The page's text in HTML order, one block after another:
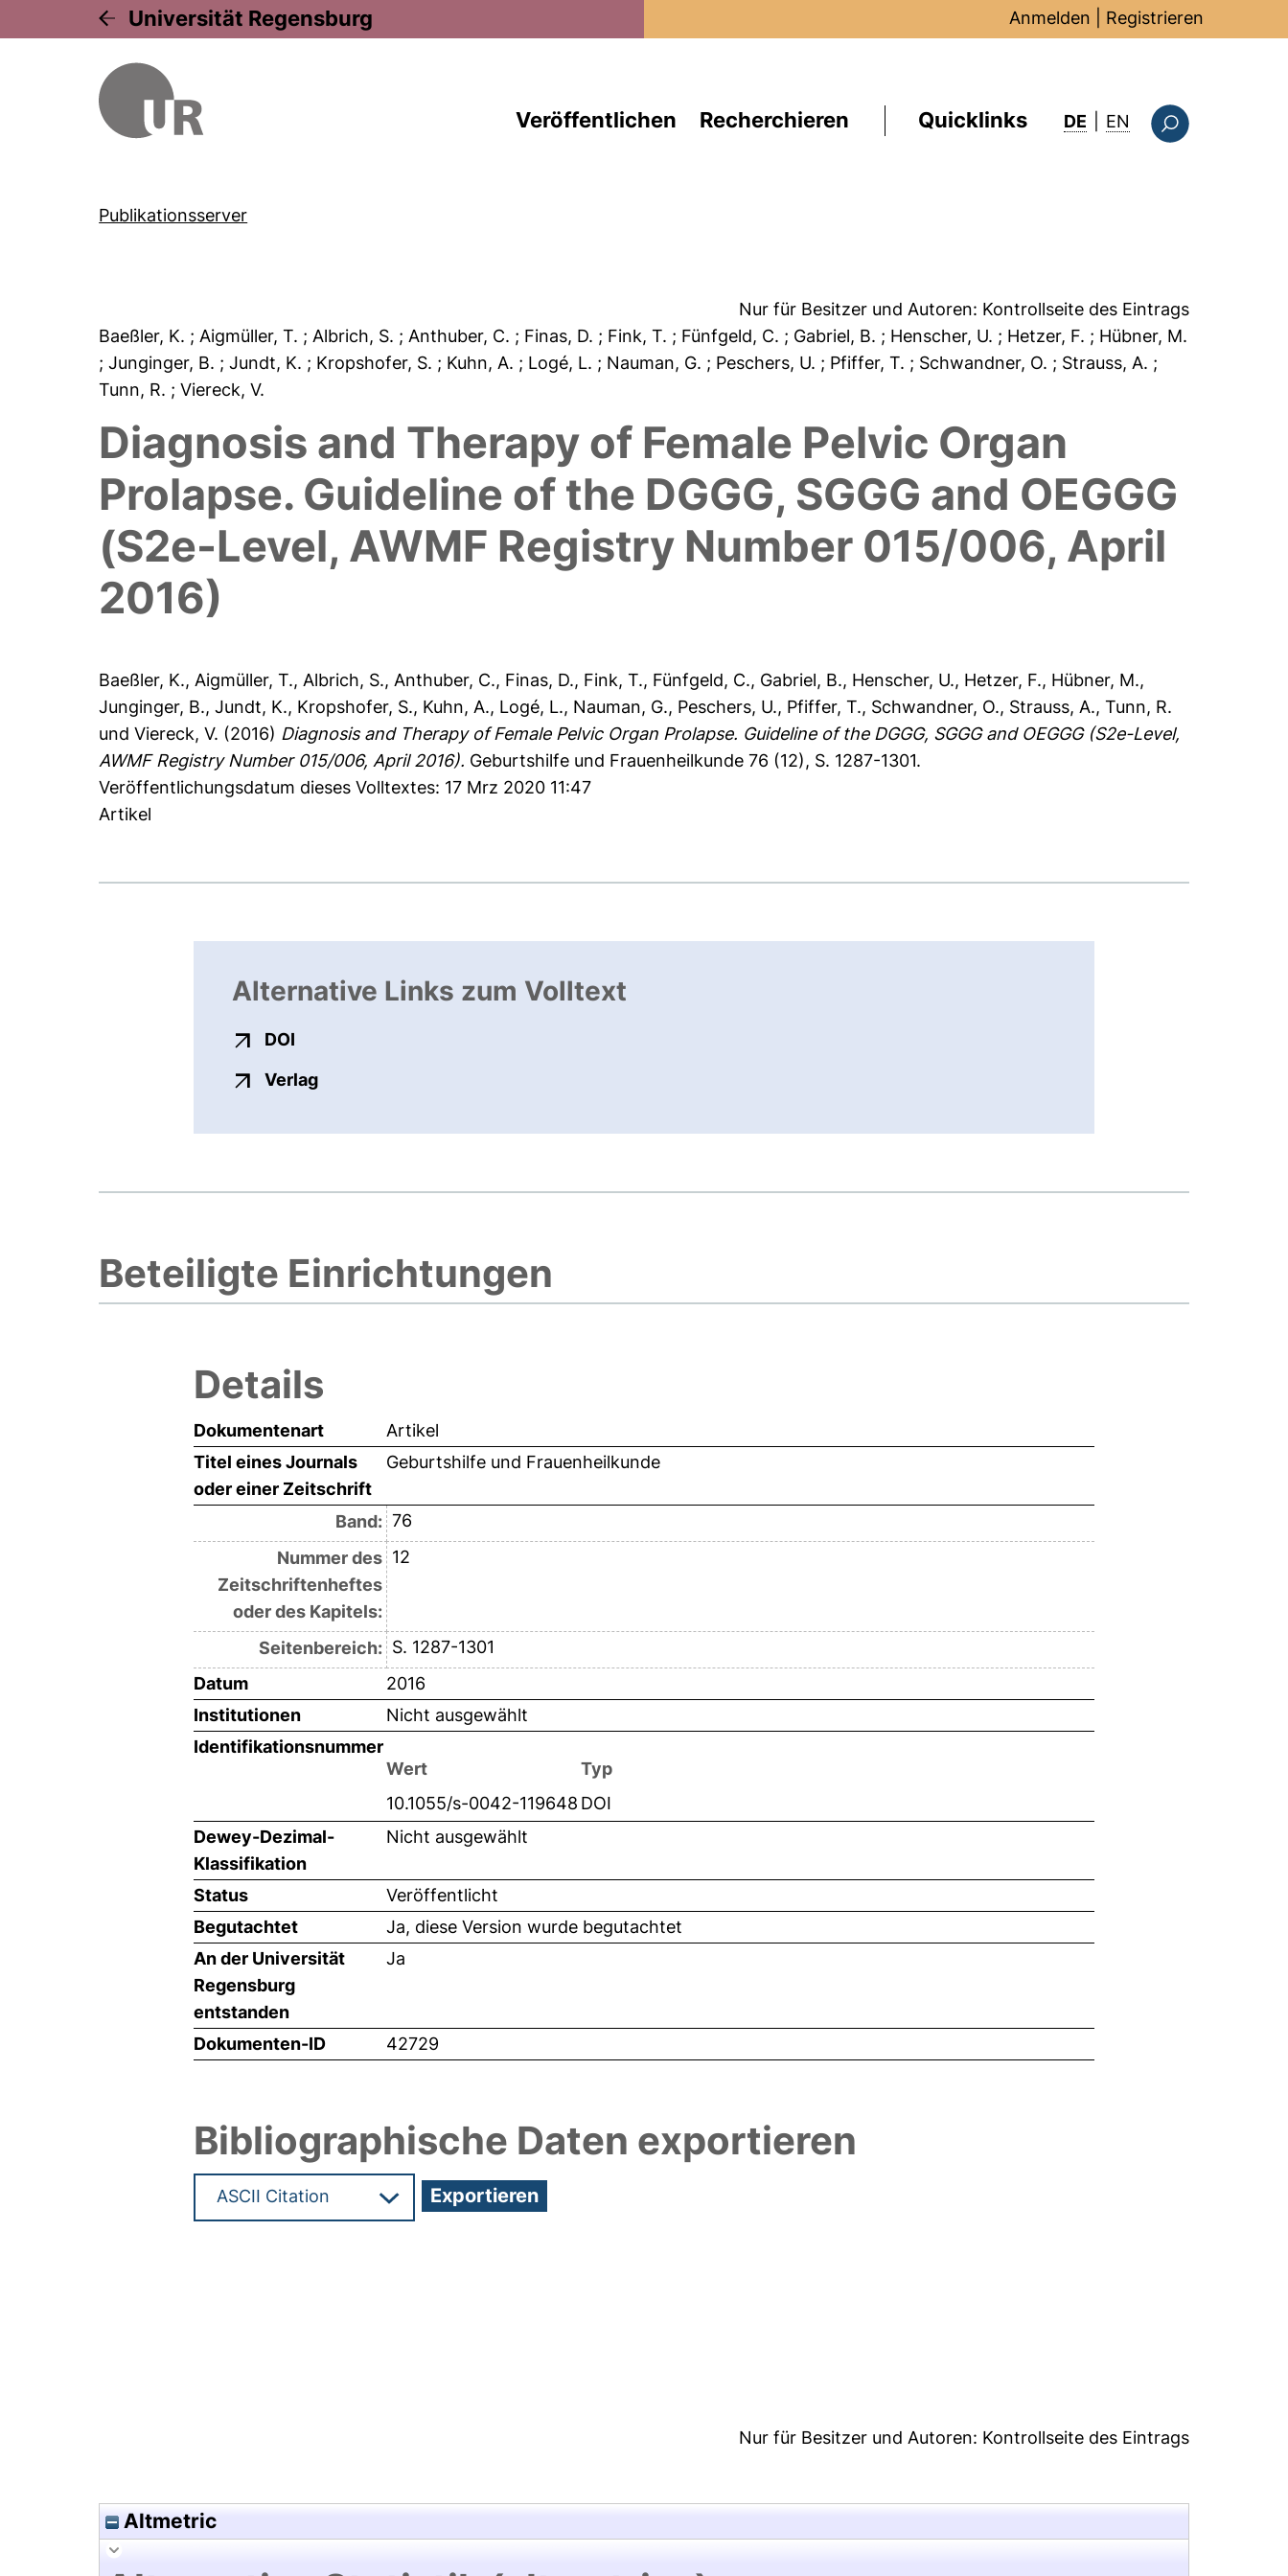
Universität Regensburg Anmelden Registrieren
Veröffentlichen Recherchieren Quicklinks DE EN : this page in
Publikationsserver
Nur für Besitzer und Autoren: Kontrollseite des Eintrags
Baeßler, K. ; Aigmüller, T. ; Albrich, S. ; Anthuber, C. ; Finas, D. ; Fink, T. ; Fünfgeld, C. ; Gabriel, B. ; Henscher, U. ; Hetzer, F. ; Hübner, M.
; Junginger, B. ; Jundt, K. ; Kropshofer, S. ; Kuhn, A. ; Logé, L. ; Nauman, G. ; Peschers, U. ; Pfiffer, T. ; Schwandner, O. ; Strauss, A. ;
Tunn, R. ; Viereck, V.
Diagnosis and Therapy of Female Pelvic Organ
Prolapse. Guideline of the DGGG, SGGG and OEGGG
(S2e-Level, AWMF Registry Number 015/006, April
2016)
Baeßler, K.,Aigmüller, T.,Albrich, S.,Anthuber, C., Finas, D., Fink, T., Fünfgeld, C., Gabriel, B., Henscher, U., Hetzer, F., Hübner, M.,
Junginger, B.,Jundt, K., Kropshofer, S., Kuhn, A., Logé, L., Nauman, G., Peschers, U., Pfiffer, T., Schwandner, O., Strauss, A.,Tunn, R.
undViereck, V. (2016) Diagnosis and Therapy of Female Pelvic Organ Prolapse. Guideline of the DGGG, SGGG and OEGGG (S2e-Level,
AWMF Registry Number 015/006, April 2016). Geburtshilfe und Frauenheilkunde 76 (12), S. 1287-1301.
Veröffentlichungsdatum dieses Volltextes: 17 Mrz 2020 11:47
Artikel
Alternative Links zum Volltext
DOI
Verlagexterner Link, öffnet neues Fenster
Beteiligte Einrichtungen
Details
Dokumentenart
Artikel
Titel eines Journals
oder einer Zeitschrift
Geburtshilfe und Frauenheilkunde
Band: 76
Nummer des
Zeitschriftenheftes
oder des Kapitels:
12
Seitenbereich: S. 1287-1301
Datum
2016
Institutionen
Nicht ausgewählt
Identifikationsnummer
Wert
Typ
10.1055/s-0042-119648 DOI
Dewey-Dezimal-
Klassifikation
Nicht ausgewählt
Status
Veröffentlicht
Begutachtet
Ja, diese Version wurde begutachtet
An der Universität
Regensburg
entstanden
Ja
Dokumenten-ID 42729
Bibliographische Daten exportieren
Nur für Besitzer und Autoren: Kontrollseite des Eintrags
Altmetric